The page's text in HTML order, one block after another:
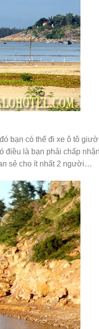
bạn có thể đi xe ô tô
điều là bạn phải chấp nhận
sẻ cho ít nhất 2 người…